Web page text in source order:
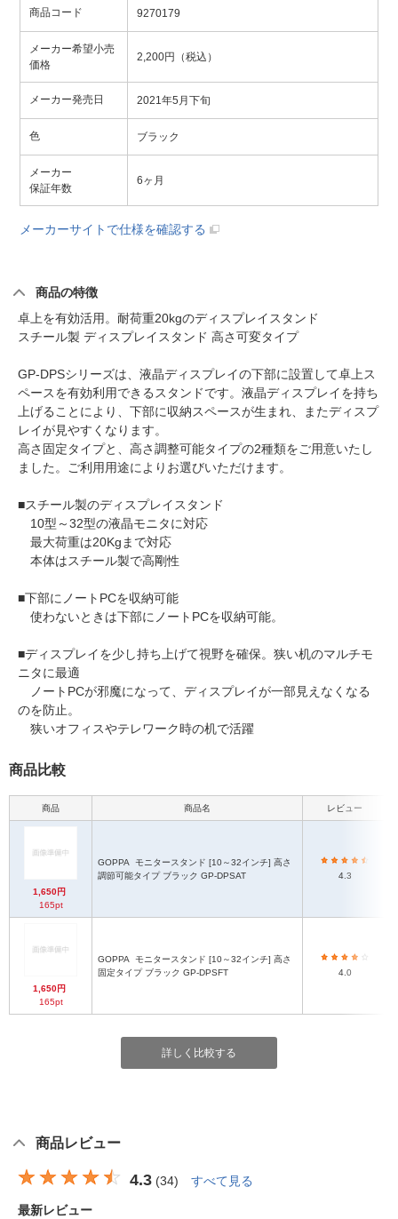
商品コード 9270179
メーカー希望小売
価格
2,200円（税込）
メーカー発売日 2021年5月下旬
色 ブラック
メーカー
保証年数
6ヶ月
メーカーサイトで仕様を確認する
商品の特徴
卓上を有効活用。耐荷重20kgのディスプレイスタンド
スチール製 ディスプレイスタンド 高さ可変タイプ
GP-DPSシリーズは、液晶ディスプレイの下部に設置して卓上ス
ペースを有効利用できるスタンドです。液晶ディスプレイを持ち
上げることにより、下部に収納スペースが生まれ、またディスプ
レイが見やすくなります。
高さ固定タイプと、高さ調整可能タイプの2種類をご用意いたし
ました。ご利用用途によりお選びいただけます。
■スチール製のディスプレイスタンド
10型～32型の液晶モニタに対応
最大荷重は20Kgまで対応
本体はスチール製で高剛性
■下部にノートPCを収納可能
使わないときは下部にノートPCを収納可能。
■ディスプレイを少し持ち上げて視野を確保。狭い机のマルチモ
ニタに最適
ノートPCが邪魔になって、ディスプレイが一部見えなくなる
のを防止。
狭いオフィスやテレワーク時の机で活躍
商品比較
商品 商品名 レビュー
1,650円
165pt
GOPPA
調節可能タイプ ブラック GP-DPSAT
4.3
1,650円
165pt
GOPPA
固定タイプ ブラック GP-DPSFT
4.0
詳しく比較する
商品レビュー
4.3 (34) すべて見る
最新レビュー